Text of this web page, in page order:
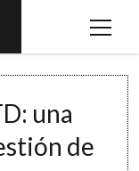
open
una
de